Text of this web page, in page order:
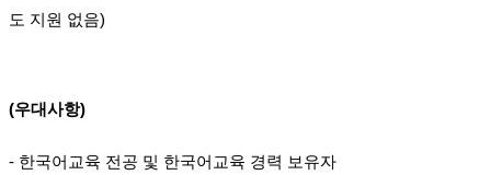
도 지원 없음)
(우대사항)
- 한국어교육 전공 및 한국어교육 경력 보유자